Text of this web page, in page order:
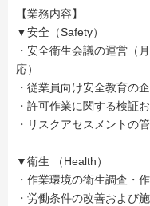
【業務内容】
▼安全（Safety）
・安全衛生会議の運営（
応）
・従業員向け安全教育の
・許可作業に関する検証
・リスクアセスメントの
▼衛生 （Health）
・作業環境の衛生調査・
・労働条件の改善および